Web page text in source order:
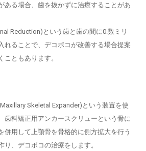
ある場合、歯を抜かずに治療することがあ
Reduction)という歯と歯の間に0.数ミリ
れることで、デコボコが改善する場合提案
こともあります。
Skeletal Expander)という装置を使
歯科矯正用アンカースクリューという骨に
併用して上顎骨を骨格的に側方拡大を行う
り、デコボコの治療をします。